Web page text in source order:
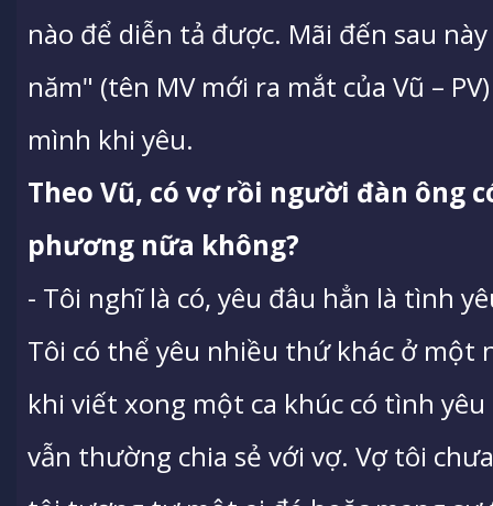
nào để diễn tả được. Mãi đến sau
năm" (tên MV mới ra mắt của Vũ –
mình khi yêu.
Theo Vũ, có vợ rồi người đàn ông
phương nữa không?
- Tôi nghĩ là có, yêu đâu hẳn là tình
Tôi có thể yêu nhiều thứ khác ở một
khi viết xong một ca khúc có tình
vẫn thường chia sẻ với vợ. Vợ tôi